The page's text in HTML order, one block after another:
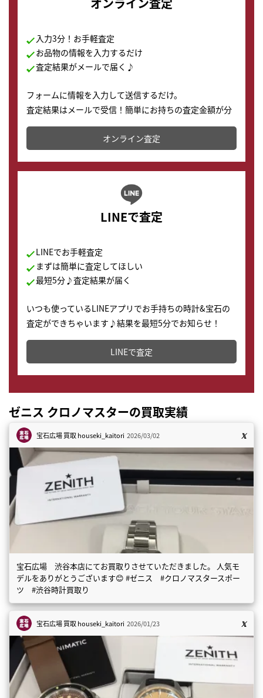
入力3分！お手軽査定
お品物の情報を入力するだけ
査定結果がメールで届く♪
フォームに情報を入力して送信するだけ。
査定結果はメールで受信！簡単にお持ちの査定金額が分
かります。
オンライン査定
LINEで査定
LINEでお手軽査定
まずは簡単に査定してほしい
最短5分♪査定結果が届く
いつも使っているLINEアプリでお手持ちの時計&宝石の
査定ができちゃいます♪結果を最短5分でお知らせ！
どこからでもすぐに査定金額を知ることが出来ます。
LINEで査定
ゼニス クロノマスターの買取実績
宝石広場 買取houseki_kaitori 2026/03/02
宝石広場 渋谷本店にてお買取りさせていただきました。 人気モ
デルをありがとうございます😊 #ゼニス #クロノマスタースポー
ツ #渋谷時計買取り
宝石広場 買取houseki_kaitori 2026/01/23